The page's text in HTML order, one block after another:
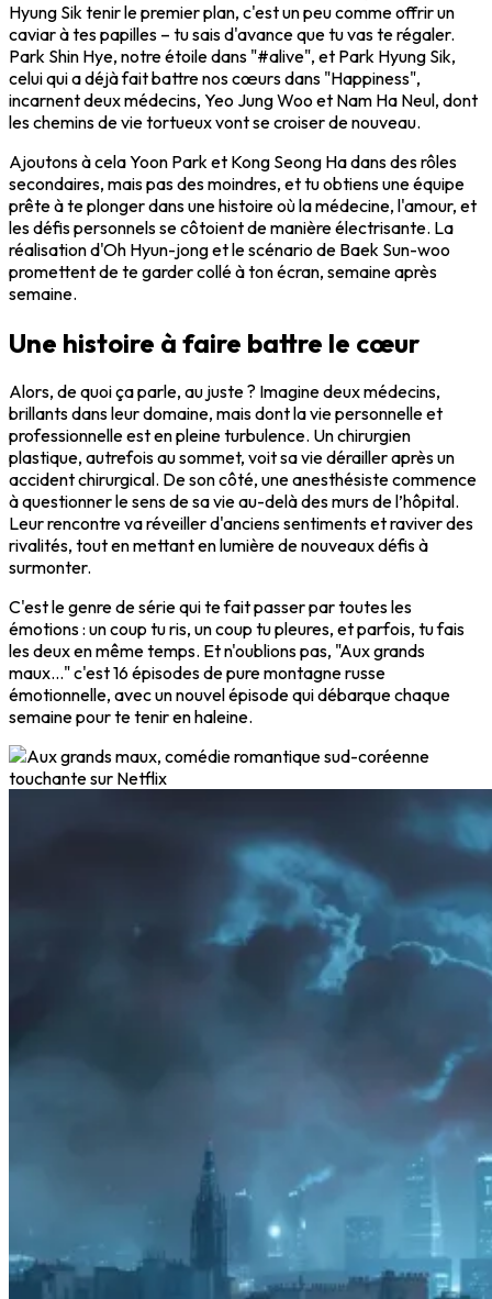
Hyung Sik tenir le premier plan, c'est un peu comme offrir un
caviar à tes papilles – tu sais d'avance que tu vas te régaler.
Park Shin Hye, notre étoile dans "#alive", et Park Hyung Sik,
celui qui a déjà fait battre nos cœurs dans "Happiness",
incarnent deux médecins, Yeo Jung Woo et Nam Ha Neul, dont
les chemins de vie tortueux vont se croiser de nouveau.
Ajoutons à cela Yoon Park et Kong Seong Ha dans des rôles
secondaires, mais pas des moindres, et tu obtiens une équipe
prête à te plonger dans une histoire où la médecine, l'amour, et
les défis personnels se côtoient de manière électrisante. La
réalisation d'Oh Hyun-jong et le scénario de Baek Sun-woo
promettent de te garder collé à ton écran, semaine après
semaine.
Une histoire à faire battre le cœur
Alors, de quoi ça parle, au juste ? Imagine deux médecins,
brillants dans leur domaine, mais dont la vie personnelle et
professionnelle est en pleine turbulence. Un chirurgien
plastique, autrefois au sommet, voit sa vie dérailler après un
accident chirurgical. De son côté, une anesthésiste commence
à questionner le sens de sa vie au-delà des murs de l’hôpital.
Leur rencontre va réveiller d'anciens sentiments et raviver des
rivalités, tout en mettant en lumière de nouveaux défis à
surmonter.
C'est le genre de série qui te fait passer par toutes les
émotions : un coup tu ris, un coup tu pleures, et parfois, tu fais
les deux en même temps. Et n'oublions pas, "Aux grands
maux..." c'est 16 épisodes de pure montagne russe
émotionnelle, avec un nouvel épisode qui débarque chaque
semaine pour te tenir en haleine.